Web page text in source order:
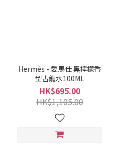
Hermès - 愛馬仕 黑檸檬香
型古龍水100ML
HK$695.00
HK$1,105.00